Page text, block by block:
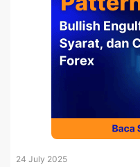
24 July 2025